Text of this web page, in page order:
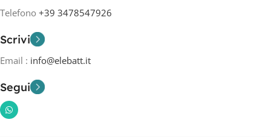
Telefono +39 3478547926
Scrivi
Email : info@elebatt.it
Segui